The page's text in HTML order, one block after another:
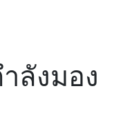
ลังมอง